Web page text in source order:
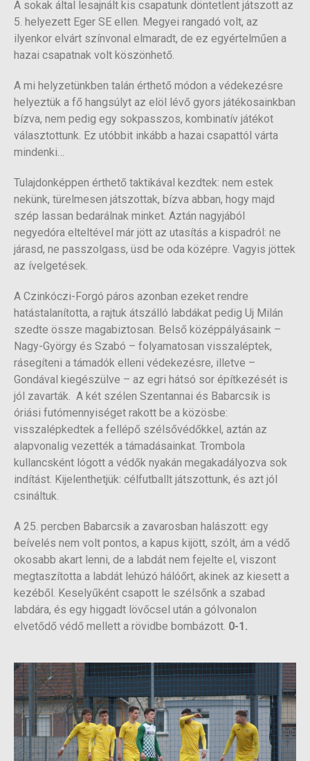
A sokak által lesajnált kis csapatunk döntetlent játszott az
5. helyezett Eger SE ellen. Megyei rangadó volt, az
ilyenkor elvárt színvonal elmaradt, de ez egyértelműen a
hazai csapatnak volt köszönhető.
A mi helyzetünkben talán érthető módon a védekezésre
helyeztük a fő hangsúlyt az elöl lévő gyors játékosainkban
bízva, nem pedig egy sokpasszos, kombinatív játékot
választottunk. Ez utóbbit inkább a hazai csapattól várta
mindenki…
Tulajdonképpen érthető taktikával kezdtek: nem estek
nekünk, türelmesen játszottak, bízva abban, hogy majd
szép lassan bedarálnak minket. Aztán nagyjából
negyedóra elteltével már jött az utasítás a kispadról: ne
járasd, ne passzolgass, üsd be oda középre. Vagyis jöttek
az ívelgetések.
A Czinkóczi-Forgó páros azonban ezeket rendre
hatástalanította, a rajtuk átszálló labdákat pedig Uj Milán
szedte össze magabiztosan. Belső középpályásaink –
Nagy-György és Szabó – folyamatosan visszaléptek,
rásegíteni a támadók elleni védekezésre, illetve –
Gondával kiegészülve – az egri hátsó sor építkezését is
jól zavarták. A két szélen Szentannai és Babarcsik is
óriási futómennyiséget rakott be a közösbe:
visszalépkedtek a fellépő szélsővédőkkel, aztán az
alapvonalig vezették a támadásainkat. Trombola
kullancsként lógott a védők nyakán megakadályozva sok
indítást. Kijelenthetjük: célfutballt játszottunk, és azt jól
csináltuk.
A 25. percben Babarcsik a zavarosban halászott: egy
beívelés nem volt pontos, a kapus kijött, szólt, ám a védő
okosabb akart lenni, de a labdát nem fejelte el, viszont
megtaszította a labdát lehúzó hálóőrt, akinek az kiesett a
kezéből. Keselyűként csapott le szélsőnk a szabad
labdára, és egy higgadt lövőcsel után a gólvonalon
elvetődő védő mellett a rövidbe bombázott. 0-1.